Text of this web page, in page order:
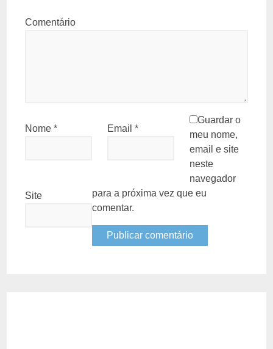
Comentário
Nome* Email *
Site
Guardar o
meu nome,
email e site
neste
navegador
para a próxima vez que eu
comentar.